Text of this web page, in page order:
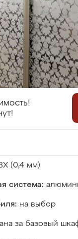
(0,4 мм)
система:
на выбор
за базовый